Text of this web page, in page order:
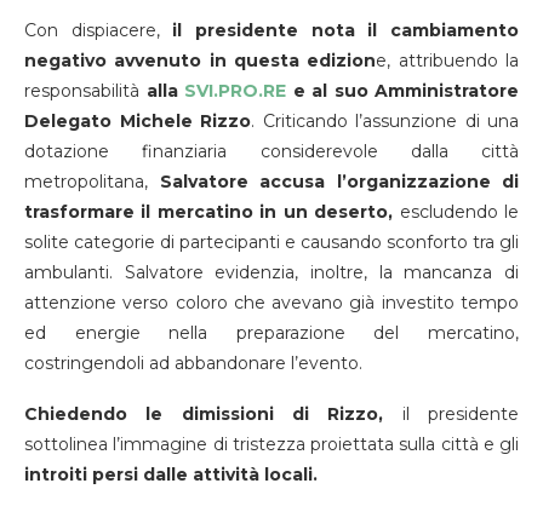
Con dispiacere,il presidente nota il cambiamento
negativo avvenuto in questa edizione, attribuendo la
responsabilità allaSVI.PRO.RE e al suo Amministratore
Delegato Michele Rizzo. Criticando l’assunzione di una
dotazione finanziaria considerevole dalla città
metropolitana, Salvatore accusa l’organizzazione di
trasformare il mercatino in un deserto, escludendo le
solite categorie di partecipanti e causando sconforto tra gli
ambulanti. Salvatore evidenzia, inoltre, la mancanza di
attenzione verso coloro che avevano già investito tempo
ed energie nella preparazione del mercatino,
costringendoli ad abbandonare l’evento.
Chiedendo le dimissioni di Rizzo, il presidente
sottolinea l’immagine di tristezza proiettata sulla città e gli
introiti persi dalle attività locali.